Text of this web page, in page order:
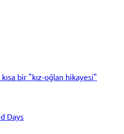
bir "kız-oğlan hikayesi"
Days